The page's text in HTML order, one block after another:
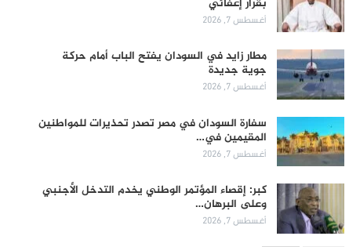
أغسطس 7, 2026
مطار زايد في السودان يفتح الباب أمام حركة
جوية جديدة
أغسطس 7, 2026
سفارة السودان في مصر تصدر تحذيرات للمواطنين
المقيمين في…
أغسطس 7, 2026
كبر: إقصاء المؤتمر الوطني يخدم التدخل الأجنبي
وعلى البرهان…
أغسطس 7, 2026